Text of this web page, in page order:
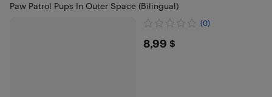
Paw Patrol Pups In Outer Space (Bilingual)
(0)
$8.99
8,99 $